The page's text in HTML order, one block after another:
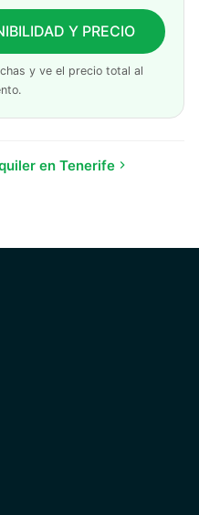
Y PRECIO
y ve el precio total al
en Tenerife